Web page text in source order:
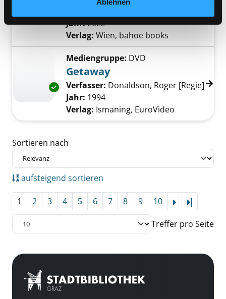
Ablehnen
Jahr:2022
Verlag: Wien, bahoe books
Exemplar-Details von Getaway anzeigen
Mediengruppe: DVD
Getaway
Verfasser: Donaldson, Roger [Regie]
Jahr: 1994
Verlag: Ismaning, EuroVideo
Zu den Suchfiltern springen
Sortieren nach
aufsteigend sortieren
1 2 3 4 5 6 7 8 9 10
Treffer pro Seite